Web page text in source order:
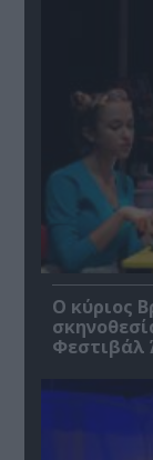
O κύριος
Φεστιβάλ